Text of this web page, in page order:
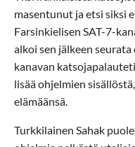
masentunut ja etsi siksi
Farsinkielisen SAT-7-
alkoi sen jälkeen
kanavan
lisää ohjelmien
elämäänsä.
Turkkilainen Sahak